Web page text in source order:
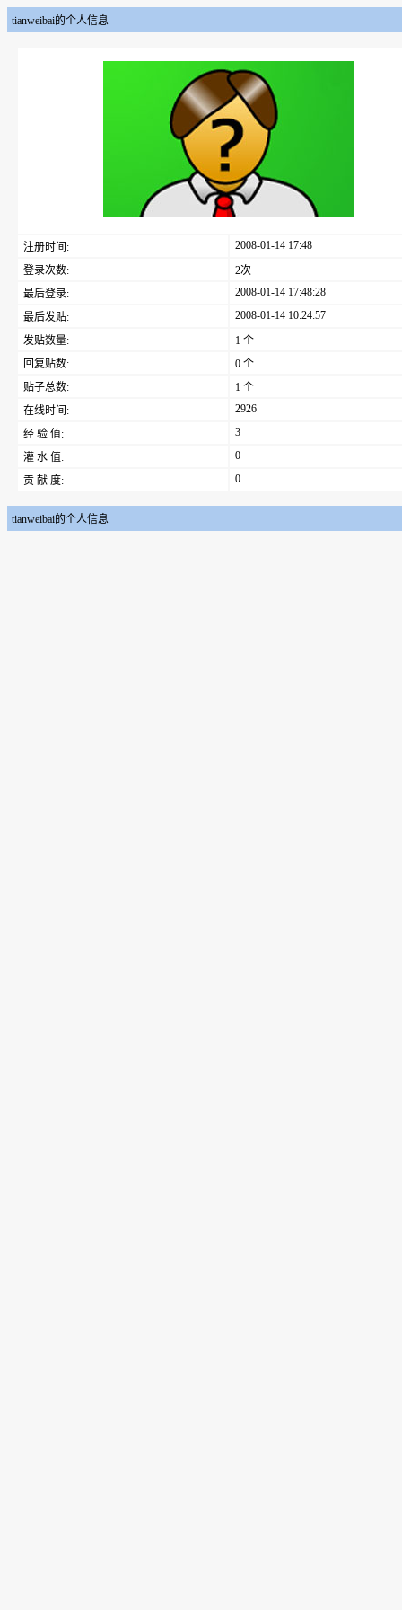
tianweibai的个人信息
注册时间:
2008-01-14 17:48
登录次数:
2次
最后登录:
2008-01-14 17:48:28
最后发贴:
2008-01-14 10:24:57
发贴数量:
1 个
回复贴数:
0 个
贴子总数:
1 个
在线时间:
2926
经 验 值:
3
灌 水 值:
0
贡 献 度:
0
tianweibai的个人信息